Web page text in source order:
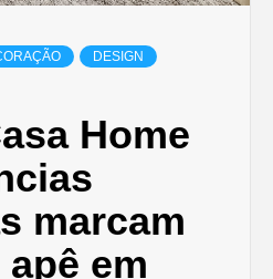
DESIGN
Home
marcam
em